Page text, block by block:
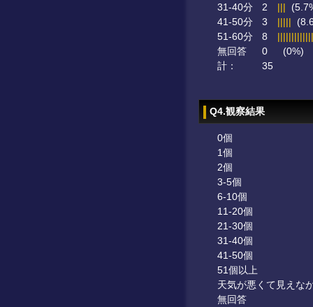
31-40分
2 |||
41-50分
3 |||||
51-60分
8
無回答
0
(0%)
計：
35
Q4.観察結果
0個
1個
2個
3-5個
6-10個
11-20個
21-30個
31-40個
41-50個
51個以上
天気が悪くて見えな
無回答